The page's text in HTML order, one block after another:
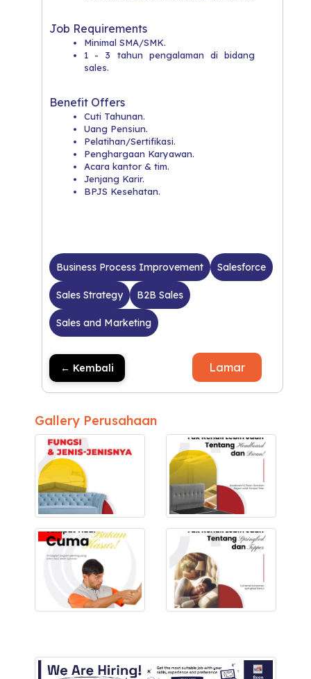
Job Requirements
Minimal SMA/SMK.
1 - 3 tahun pengalaman di bidang
sales.
Benefit Offers
Cuti Tahunan.
Uang Pensiun.
Pelatihan/Sertifikasi.
Penghargaan Karyawan.
Acara kantor & tim.
Jenjang Karir.
BPJS Kesehatan.
Business Process Improvement Salesforce
Sales Strategy B2B Sales
Sales and Marketing
← Kembali Lamar
Gallery Perusahaan